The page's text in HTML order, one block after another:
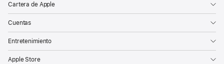
Cartera de Apple
Cuentas
Entretenimiento
Apple Store